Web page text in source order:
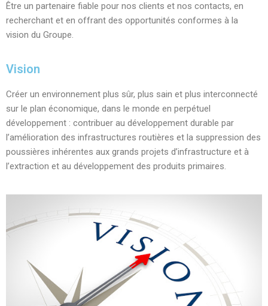
Être un partenaire fiable pour nos clients et nos contacts, en
recherchant et en offrant des opportunités conformes à la
vision du Groupe.
Vision
Créer un environnement plus sûr, plus sain et plus interconnecté
sur le plan économique, dans le monde en perpétuel
développement : contribuer au développement durable par
l’amélioration des infrastructures routières et la suppression des
poussières inhérentes aux grands projets d’infrastructure et à
l’extraction et au développement des produits primaires.